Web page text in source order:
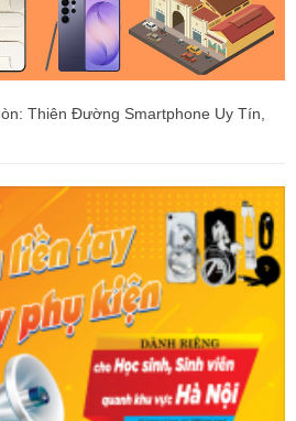
Thiên Đường Smartphone Uy Tín,